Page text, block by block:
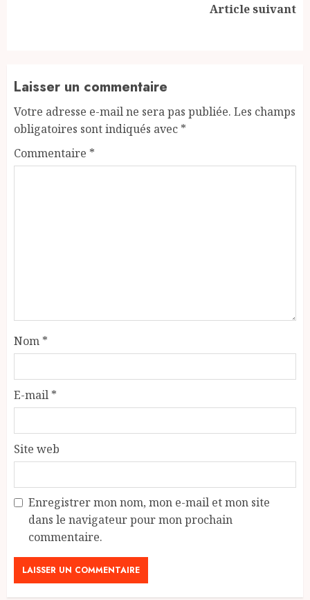
Article suivant
Laisser un commentaire
Votre adresse e-mail ne sera pas publiée. Les champs
obligatoires sont indiqués avec *
Commentaire *
Nom *
E-mail *
Site web
Enregistrer mon nom, mon e-mail et mon site
dans le navigateur pour mon prochain
commentaire.